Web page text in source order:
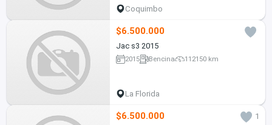
Coquimbo
$6.500.000
Jac s3 2015
2015 Bencina 112150 km
La Florida
$6.500.000
1